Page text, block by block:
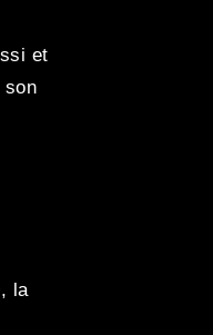
et
son
, la